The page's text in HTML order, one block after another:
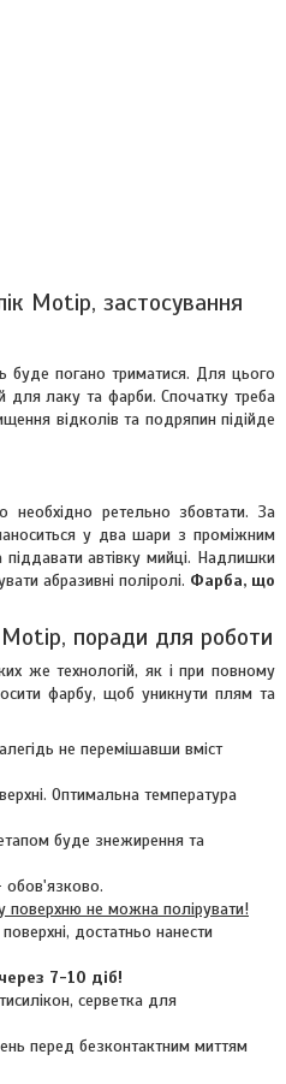
Motip, застосування
буде погано триматися. Для цього
для лаку та фарби. Спочатку треба
відколів та подряпин підійде
ретельно збовтати. За
у два шари з проміжним
автівку мийці. Надлишки
абразивні поліролі. Фарба, що
поради для роботи
же технологій, як і при повному
фарбу, щоб уникнути плям та
не перемішавши вміст
Оптимальна температура
буде знежирення та
обов'язково.
поверхню не можна полірувати!
достатньо нанести
7-10 діб!
серветка для
перед безконтактним миттям